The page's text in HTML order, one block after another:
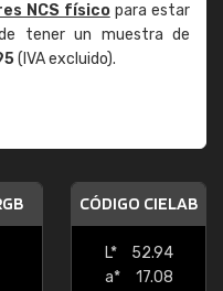
NCS físicopara estar
tener un muestra de
(IVA excluido).
CÓDIGO CIELAB
L*
52.94
a*
17.08